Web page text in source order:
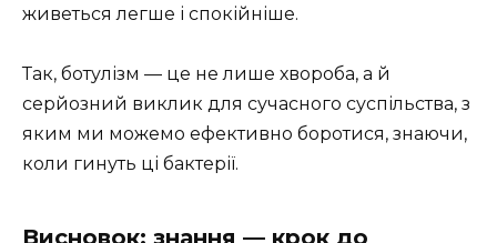
живеться легше і спокійніше.
Так, ботулізм — це не лише хвороба, а й
серйозний виклик для сучасного суспільства, з
яким ми можемо ефективно боротися, знаючи,
коли гинуть ці бактерії.
Висновок: знання — крок до